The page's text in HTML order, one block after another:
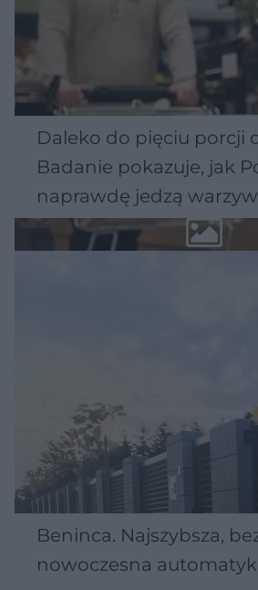
Daleko do pięciu porcji
Badanie pokazuje, jak
naprawdę jedzą
Beninca. Najszybsza,
nowoczesna